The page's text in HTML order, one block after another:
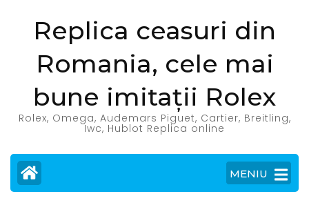
Replica ceasuri din
Romania, cele mai
bune imitații Rolex
Rolex, Omega, Audemars Piguet, Cartier, Breitling,
Iwc, Hublot Replica online
MENIU